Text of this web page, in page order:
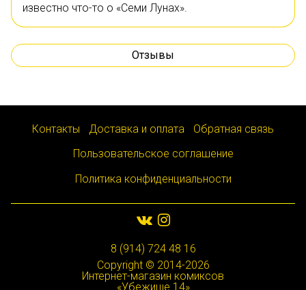
известно что-то о «Семи Лунах».
Отзывы
Контакты Доставка и оплата
Обратная связь
Пользовательское соглашение
Политика конфиденциальности
8 (914) 724 48 16
Copyright © 2014-2026
Интернет-магазин комиксов
«Убежище 14»